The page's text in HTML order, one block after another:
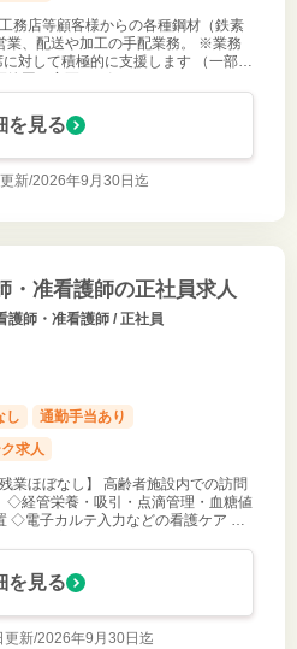
務店等顧客様からの各種鋼材（鉄素
業、配送や加工の手配業務。 ※業務
対して積極的に支援します （一部費
囲：変更なし〉
を見る
新/2026年9月30日迄
・准看護師の正社員求人
護師・准看護師 / 正社員
し
通勤手当あり
求人
業ほぼなし】 高齢者施設内での訪問
◇経管栄養・吸引・点滴管理・血糖値
◇電子カルテ入力などの看護ケア ◇
を見る
更新/2026年9月30日迄